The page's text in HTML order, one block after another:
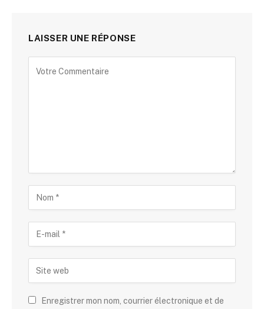
LAISSER UNE RÉPONSE
Enregistrer mon nom, courrier électronique et de